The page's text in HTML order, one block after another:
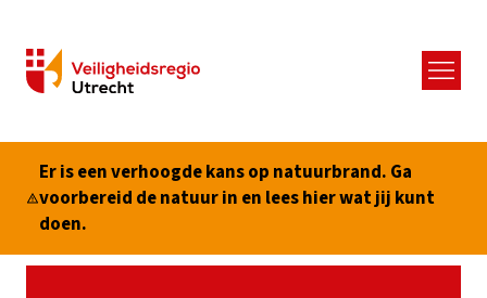
Menu
Er is een verhoogde kans op natuurbrand. Ga
voorbereid de natuur in en lees hier wat jij kunt
doen.